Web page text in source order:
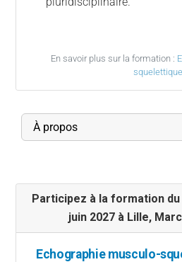
En savoir plus sur la formation :
squelettique
Participez à la formation du
juin 2027 à Lille,
Echographie musculo-